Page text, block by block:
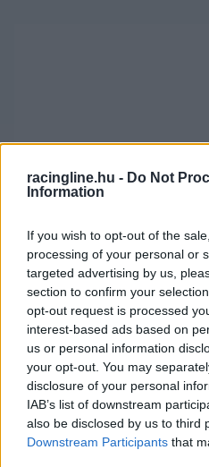
racingline.hu - Do Not
Information
If you wish to opt-out of the
processing of your personal or
targeted advertising by us,
section to confirm your
opt-out request is processed
interest-based ads based on
us or personal information
your opt-out. You may
disclosure of your personal
IAB’s list of downstream
also be disclosed by us to third
Downstream Participants that
A negyedik körre
élmezőnyben és
megelőzni a japán Red
másodpercen került a
Drugovich-hoz képest.